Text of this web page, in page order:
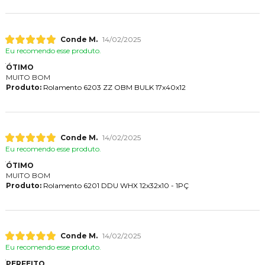
Conde M. 14/02/2025
Eu recomendo esse produto.
ÓTIMO
MUITO BOM
Produto:Rolamento 6203 ZZ OBM BULK 17x40x12
Conde M. 14/02/2025
Eu recomendo esse produto.
ÓTIMO
MUITO BOM
Produto:Rolamento 6201 DDU WHX 12x32x10 - 1PÇ
Conde M. 14/02/2025
Eu recomendo esse produto.